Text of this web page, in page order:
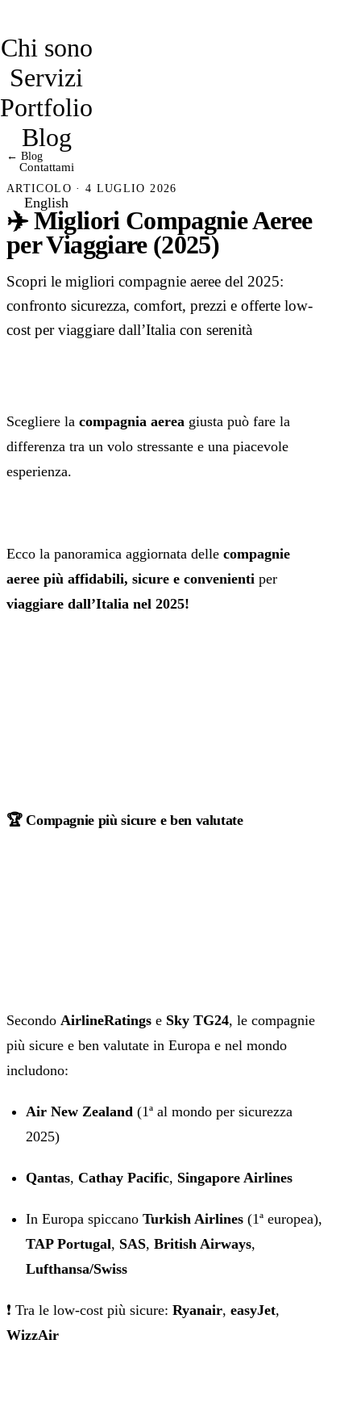
Chi sono
Servizi
Portfolio
Blog
Contattami
English
← Blog
ARTICOLO · 4 LUGLIO 2026
✈️ Migliori Compagnie Aeree
per Viaggiare (2025)
Scopri le migliori compagnie aeree del 2025:
confronto sicurezza, comfort, prezzi e offerte low-
cost per viaggiare dall’Italia con serenità
Scegliere la compagnia aerea giusta può fare la
differenza tra un volo stressante e una piacevole
esperienza.
Ecco la panoramica aggiornata delle compagnie
aeree più affidabili, sicure e convenienti per
viaggiare dall’Italia nel 2025!
🏆 Compagnie più sicure e ben valutate
Secondo AirlineRatings e Sky TG24, le compagnie
più sicure e ben valutate in Europa e nel mondo
includono:
Air New Zealand (1ª al mondo per sicurezza
2025)
Qantas, Cathay Pacific, Singapore Airlines
In Europa spiccano Turkish Airlines (1ª europea),
TAP Portugal, SAS, British Airways,
Lufthansa/Swiss
❗ Tra le low-cost più sicure: Ryanair, easyJet,
WizzAir